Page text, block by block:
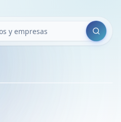
Buscar